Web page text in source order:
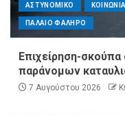
ΑΣΤΥΝΟΜΙΚΟ ΚΟΙΝΩΝΙΑ
ΠΑΛΑΙΟ ΦΑΛΗΡΟ
Επιχείρηση-
παράνομων
7 Αυγούστου 2026